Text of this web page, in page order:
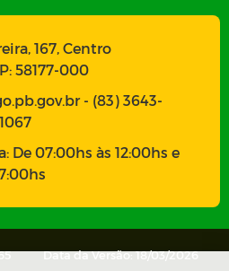
167, Centro
58177-000
- (83) 3643-
De 07:00hs às 12:00hs e
Data da Versão: 18/03/2026